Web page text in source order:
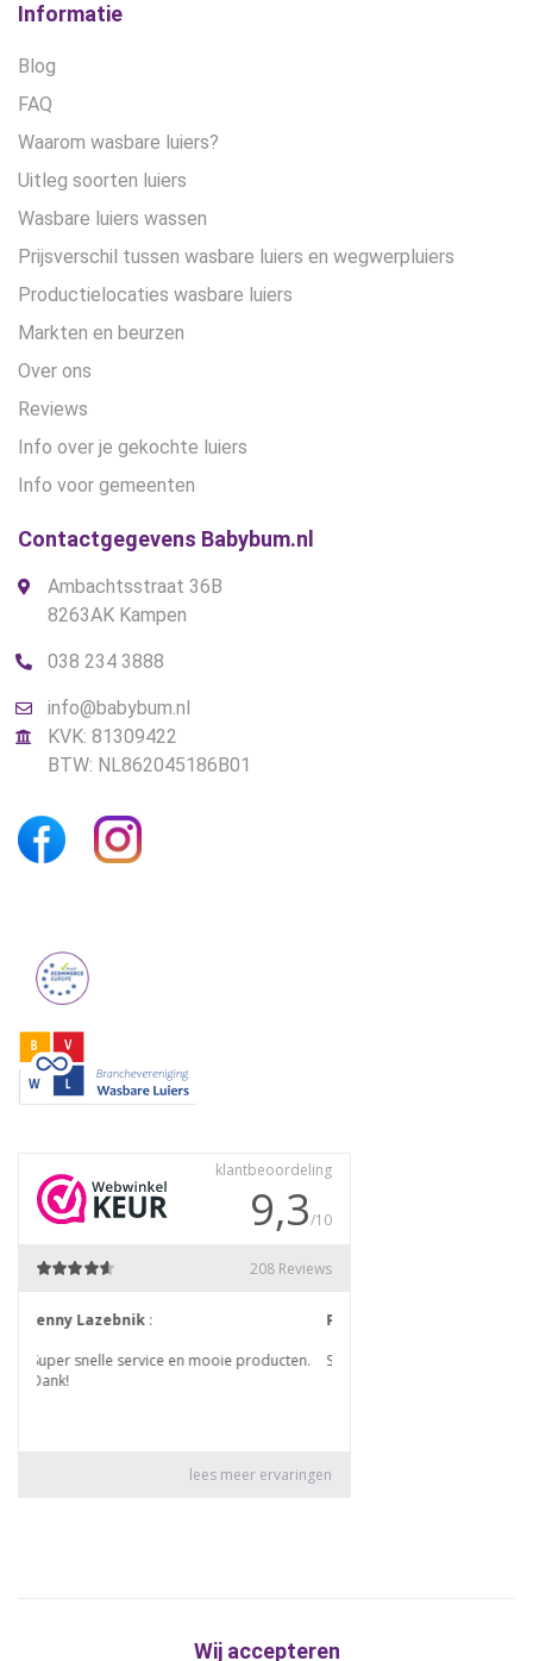
Informatie
Blog
FAQ
Waarom wasbare luiers?
Uitleg soorten luiers
Wasbare luiers wassen
Prijsverschil tussen wasbare luiers en wegwerpluiers
Productielocaties wasbare luiers
Markten en beurzen
Over ons
Reviews
Info over je gekochte luiers
Info voor gemeenten
Contactgegevens Babybum.nl
Ambachtsstraat 36B
8263AK Kampen
038 234 3888
info@babybum.nl
KVK: 81309422
BTW: NL862045186B01
Wij accepteren